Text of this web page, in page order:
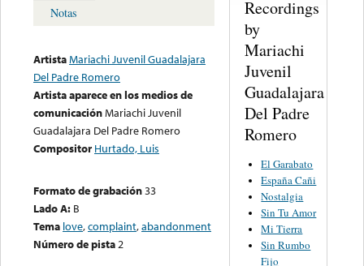
Notas
ArtistaMariachi Juvenil Guadalajara
Del Padre Romero
Artista aparece en los medios de
comunicaciónMariachi Juvenil
Guadalajara Del Padre Romero
Compositor Hurtado, Luis
Formato de grabación33
Lado A: B
Tema love,complaint,abandonment
Número de pista2
Recordings
by
Mariachi
Juvenil
Guadalajara
Del Padre
Romero
El Garabato
España Cañi
Nostalgia
Sin Tu Amor
Mi Tierra
Sin Rumbo
Fijo